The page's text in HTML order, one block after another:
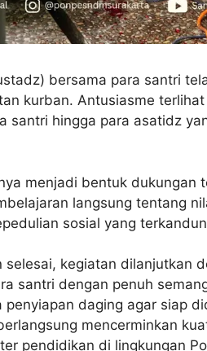
bersama para santri
kurban. Antusiasme
santri hingga para asatidz
menjadi bentuk dukungan
langsung tentang
sosial yang
selesai, kegiatan dilanjutkan
santri dengan penuh
daging agar siap
mencerminkan
pendidikan di lingkungan